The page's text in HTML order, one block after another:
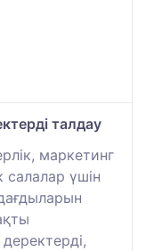
талдау
маркетинг
салалар үшін